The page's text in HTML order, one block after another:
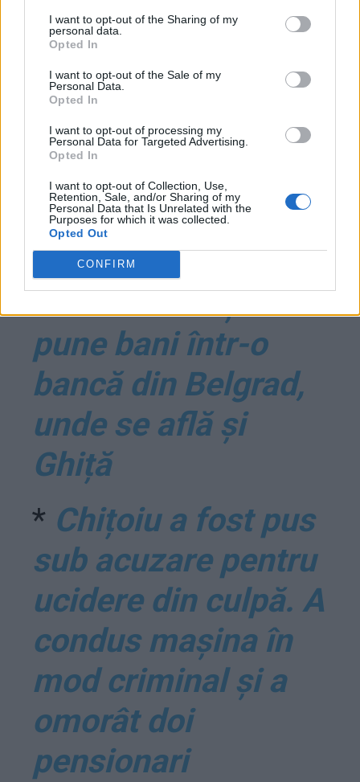
I want to opt-out of the Sharing of my
personal data.
Opted In
I want to opt-out of the Sale of my
Personal Data.
Opted In
I want to opt-out of processing my
Personal Data for Targeted Advertising.
Opted In
I want to opt-out of Collection, Use,
Retention, Sale, and/or Sharing of my
Personal Data that Is Unrelated with the
Purposes for which it was collected.
Opted Out
CONFIRM
iranieni. Imagini
duioase, povești
emoționante
*Își pregătește și
Andreea Cosma
fuga în Serbia?
Penala PSD își tot
pune bani într-o
bancă din Belgrad,
unde se află și
Ghiță
* Chițoiu a fost pus
sub acuzare pentru
ucidere din culpă. A
condus mașina în
mod criminal și a
omorât doi
pensionari